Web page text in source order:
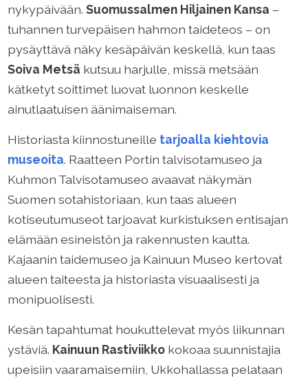
nykypäivään. Suomussalmen Hiljainen Kansa –
tuhannen turvepäisen hahmon taideteos – on
pysäyttävä näky kesäpäivän keskellä, kun taas
Soiva Metsä kutsuu harjulle, missä metsään
kätketyt soittimet luovat luonnon keskelle
ainutlaatuisen äänimaiseman.
Historiasta kiinnostuneille tarjoalla kiehtovia
museoita. Raatteen Portin talvisotamuseo ja
Kuhmon Talvisotamuseo avaavat näkymän
Suomen sotahistoriaan, kun taas alueen
kotiseutumuseot tarjoavat kurkistuksen entisajan
elämään esineistön ja rakennusten kautta.
Kajaanin taidemuseo ja Kainuun Museo kertovat
alueen taiteesta ja historiasta visuaalisesti ja
monipuolisesti.
Kesän tapahtumat houkuttelevat myös liikunnan
ystäviä. Kainuun Rastiviikko kokoaa suunnistajia
upeisiin vaaramaisemiin, Ukkohallassa pelataan